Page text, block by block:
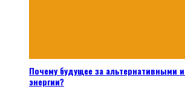
Почему будущее за альтернативными
энергии?